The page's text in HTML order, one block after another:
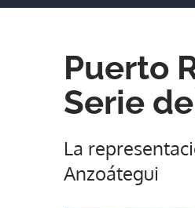
Puerto
Serie
La
Anzoátegui